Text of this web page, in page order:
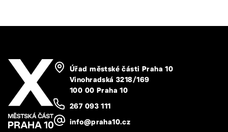
Úřad městské části Praha 10
Vinohradská 3218/169
100 00 Praha 10
267 093 111
info@praha10.cz